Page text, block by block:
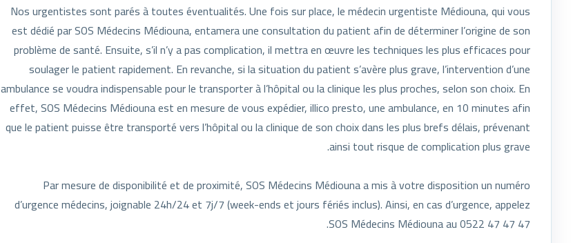
Nos urgentistes sont parés à toutes éventualités. Une fois sur place, le médecin urgentiste Médiouna, qui vous
est dédié par SOS Médecins Médiouna, entamera une consultation du patient afin de déterminer l’origine de son
problème de santé. Ensuite, s’il n’y a pas complication, il mettra en œuvre les techniques les plus efficaces pour
soulager le patient rapidement. En revanche, si la situation du patient s’avère plus grave, l’intervention d’une
ambulance se voudra indispensable pour le transporter à l’hôpital ou la clinique les plus proches, selon son choix. En
effet, SOS Médecins Médiouna est en mesure de vous expédier, illico presto, une ambulance, en 10 minutes afin
que le patient puisse être transporté vers l’hôpital ou la clinique de son choix dans les plus brefs délais, prévenant
ainsi tout risque de complication plus grave.
Par mesure de disponibilité et de proximité, SOS Médecins Médiouna a mis à votre disposition un numéro
d’urgence médecins, joignable 24h/24 et 7j/7 (week-ends et jours fériés inclus). Ainsi, en cas d’urgence, appelez
SOS Médecins Médiouna au 0522 47 47 47.